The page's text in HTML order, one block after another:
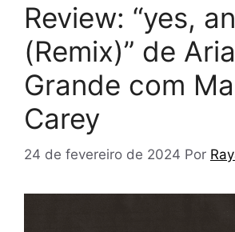
Review: “yes,
(Remix)” de
Grande com
Carey
24 de fevereiro de 2024 Por